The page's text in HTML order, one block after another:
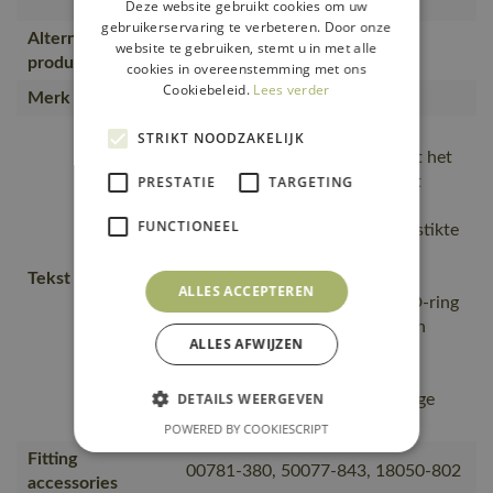
Alternatieve
producten
15909-948, 15509-860
Merk MASCOT®
Tekst usp
Slijtvaste, De
oppervlaktebehandeling maakt het
product vuilafstotend en zorgt
zichtbaarheid., drievoudige gestikte
levensduur., Tailleband is
verstelbaar., één met klep en D-ring
en één met een verticale rits en
gemakkelijk toegankelijk voor
verschillende borstzakken, Hoge
kraag.
Fitting
accessories
00781-380, 50077-843, 18050-802
Deze website gebruikt cookies om uw
gebruikerservaring te verbeteren. Door onze
website te gebruiken, stemt u in met alle
cookies in overeenstemming met ons
Cookiebeleid. Lees verder
STRIKT NOODZAKELIJK
PRESTATIE TARGETING
FUNCTIONEEL
ALLES ACCEPTEREN
ALLES AFWIJZEN
DETAILS WEERGEVEN
POWERED BY COOKIESCRIPT